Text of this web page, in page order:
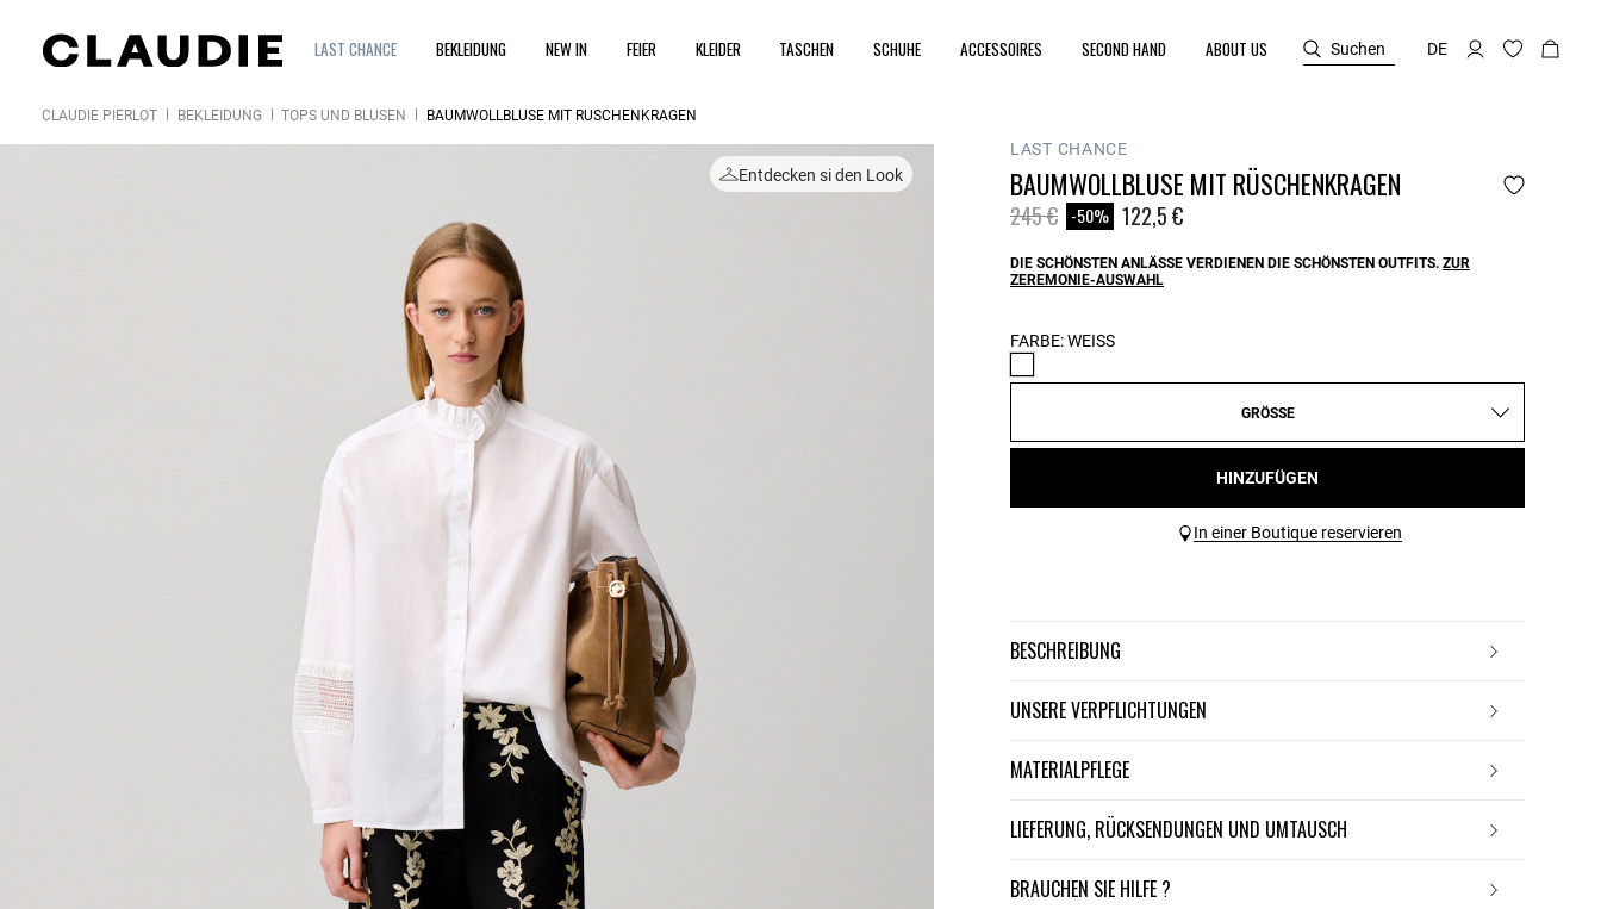
LAST CHANCE BEKLEIDUNG NEW IN FEIER KLEIDER TASCHEN SCHUHE ACCESSOIRES SECOND HAND ABOUT US Suchen DE
CLAUDIE PIERLOT BEKLEIDUNG TOPS UND BLUSEN BAUMWOLLBLUSE MIT RÜSCHENKRAGEN
Entdecken si den Look
LAST CHANCE
BAUMWOLLBLUSE MIT RÜSCHENKRAGEN
Price reduced from
245 €to-50% 122,5 €
DIE SCHÖNSTEN ANLÄSSE VERDIENEN DIE SCHÖNSTEN OUTFITS. ZUR
ZEREMONIE-AUSWAHL
FARBE:WEISS
GRÖSSE
HINZUFÜGEN
In einer Boutique reservieren
BESCHREIBUNG
UNSERE VERPFLICHTUNGEN
MATERIALPFLEGE
LIEFERUNG, RÜCKSENDUNGEN UND UMTAUSCH
BRAUCHEN SIE HILFE ?